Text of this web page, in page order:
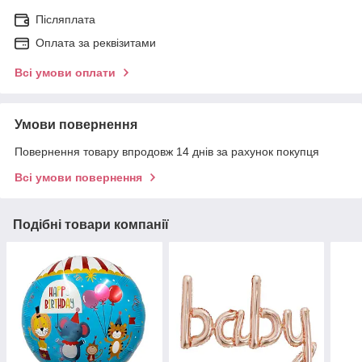
Післяплата
Оплата за реквізитами
Всі умови оплати
Умови повернення
Повернення товару впродовж 14 днів за рахунок покупця
Всі умови повернення
Подібні товари компанії